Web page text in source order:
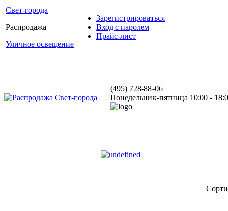
Свет-города
Распродажа
Уличное освещение
Зарегистрироваться
Вход с паролем
Прайс-лист
(495) 728-88-06
Понедельник-пятница 10:00 -